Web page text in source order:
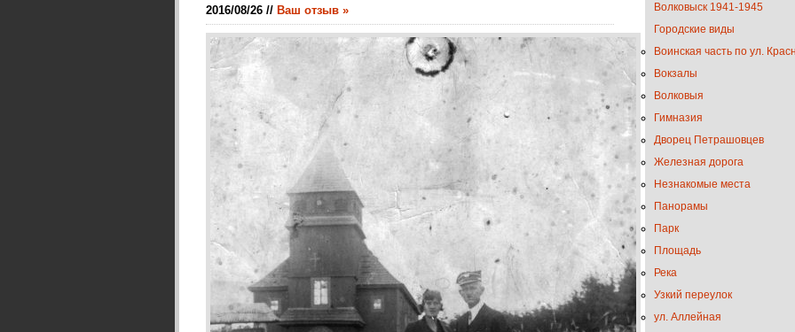
2016/08/26 // Ваш отзыв »
Волковыск 1941-1945
Городские виды
Воинская часть по ул.
Вокзалы
Волковыя
Гимназия
Дворец Петрашовцев
Железная дорога
Незнакомые места
Панорамы
Парк
Площадь
Река
Узкий переулок
ул. Аллейная